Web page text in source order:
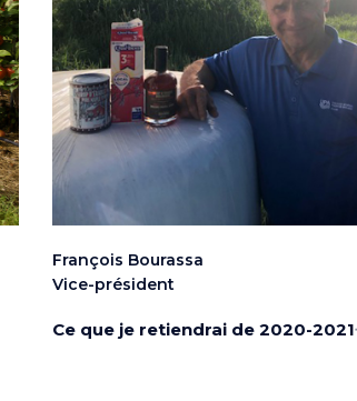
François Bourassa
Vice-président
Ce que je retiendrai de 2020-2021